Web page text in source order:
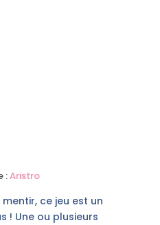
:Aristro
ce jeu est un
! Une ou plusieurs